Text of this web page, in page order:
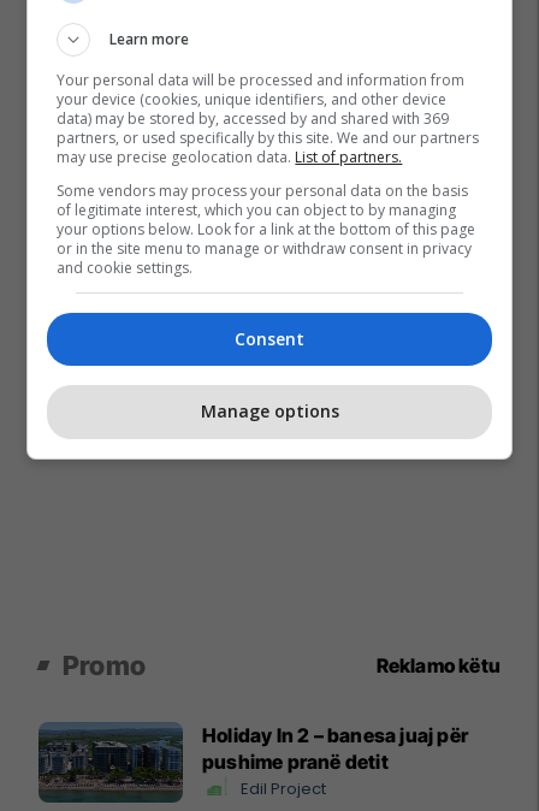
Promo Reklamo këtu
Holiday In 2 – banesa juaj për
pushime pranë detit
Edil Project
Learn more
Your personal data will be processed and information from
your device (cookies, unique identifiers, and other device
data) may be stored by, accessed by and shared with 369
partners, or used specifically by this site. We and our partners
may use precise geolocation data. List of partners.
Some vendors may process your personal data on the basis
of legitimate interest, which you can object to by managing
your options below. Look for a link at the bottom of this page
or in the site menu to manage or withdraw consent in privacy
and cookie settings.
Consent
Manage options